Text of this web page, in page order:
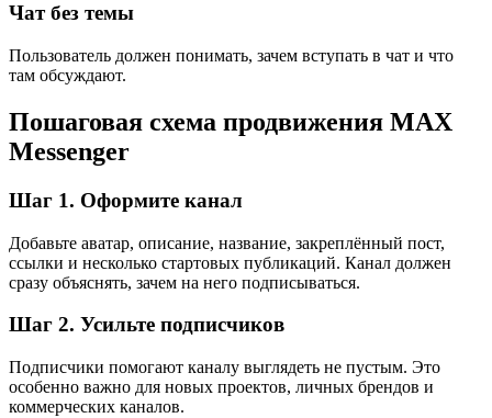
Чат без темы
Пользователь должен понимать, зачем вступать в чат и что
там обсуждают.
Пошаговая схема продвижения MAX
Messenger
Шаг 1. Оформите канал
Добавьте аватар, описание, название, закреплённый пост,
ссылки и несколько стартовых публикаций. Канал должен
сразу объяснять, зачем на него подписываться.
Шаг 2. Усильте подписчиков
Подписчики помогают каналу выглядеть не пустым. Это
особенно важно для новых проектов, личных брендов и
коммерческих каналов.